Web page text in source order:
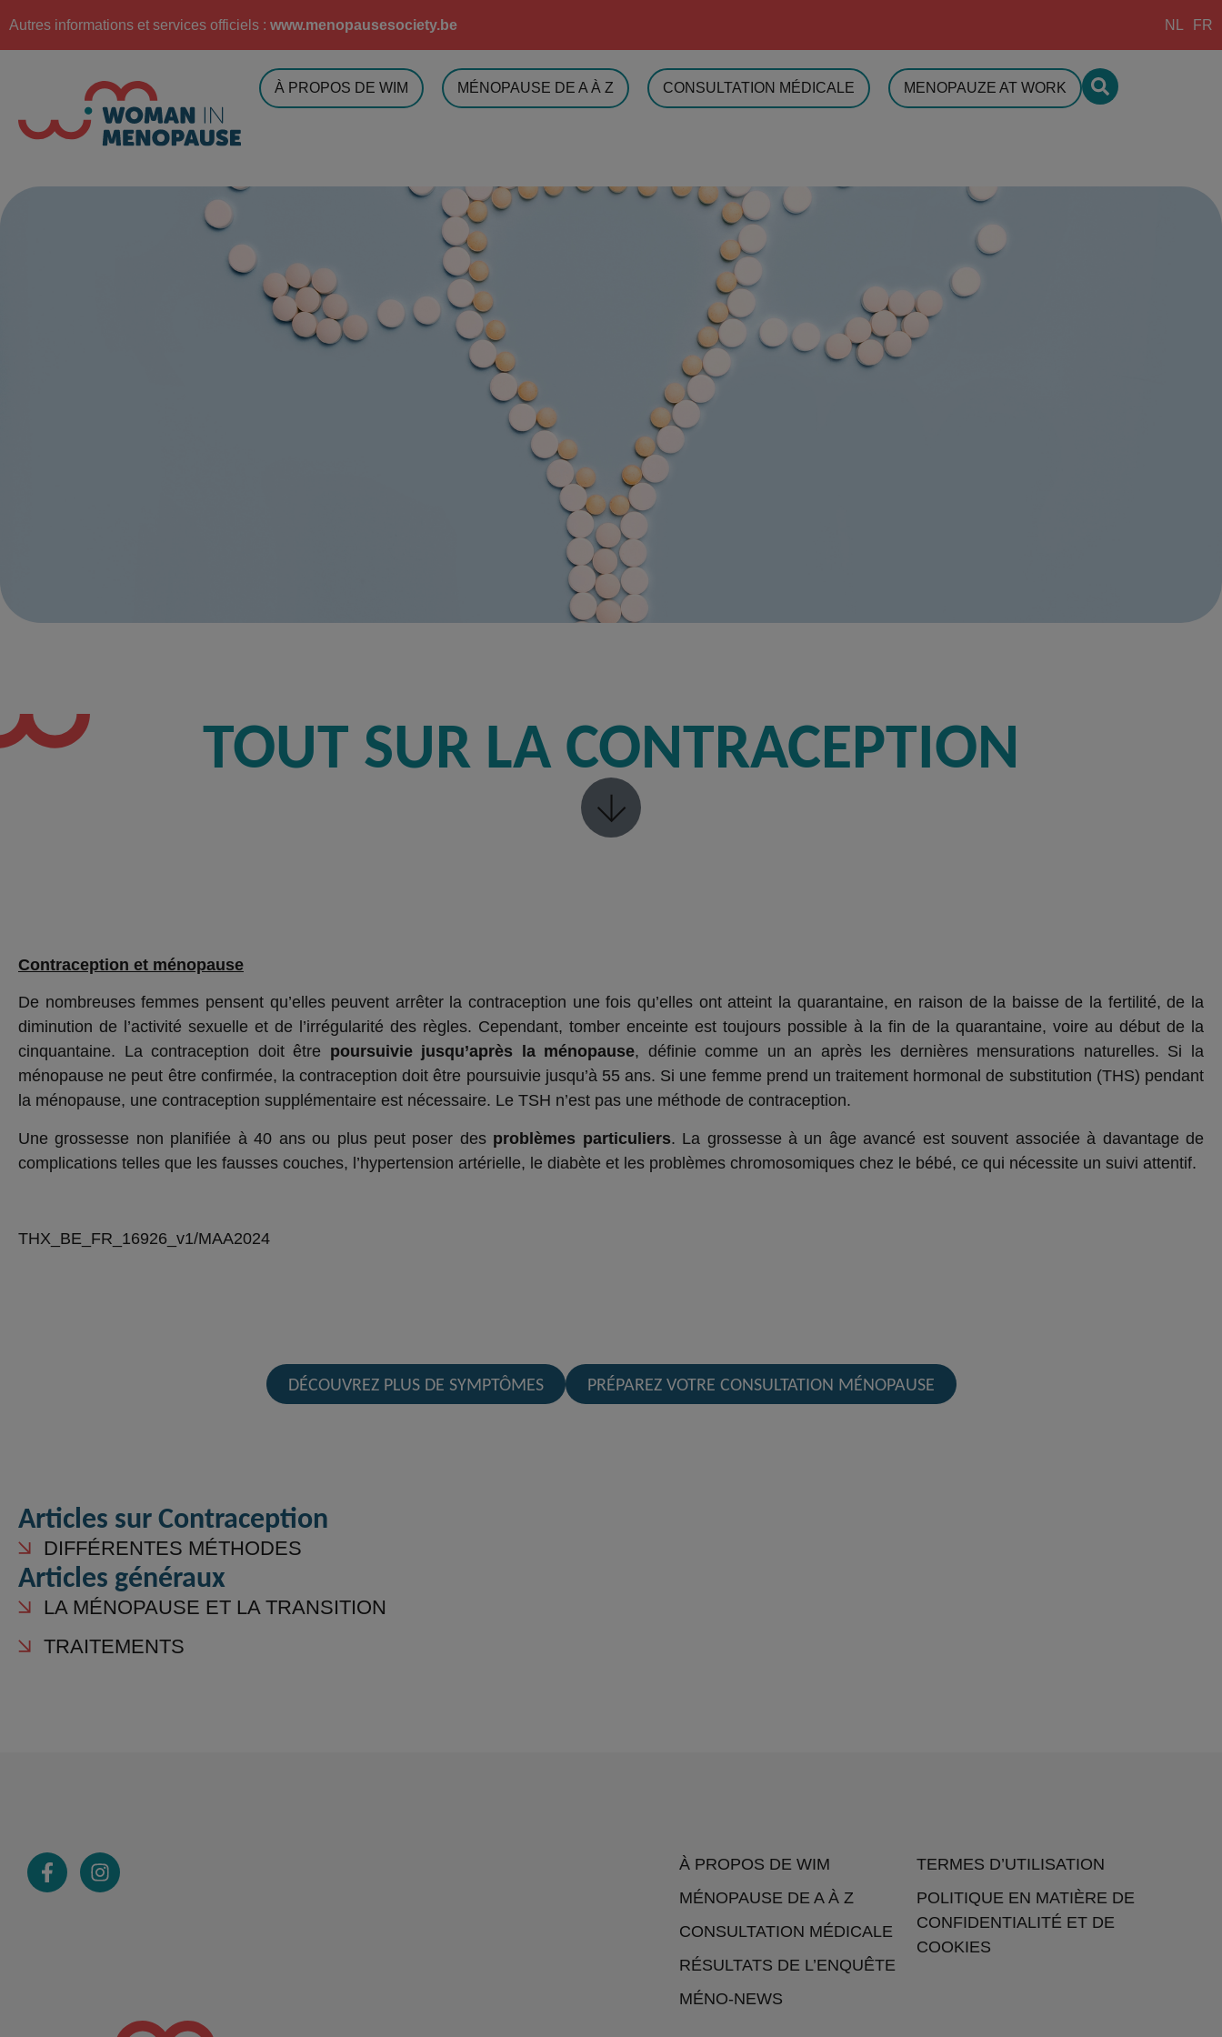
Autres informations et services officiels : www.menopausesociety.be NL FR
À PROPOS DE WIM MÉNOPAUSE DE A À Z CONSULTATION MÉDICALE MENOPAUZE AT WORK
TOUT SUR LA CONTRACEPTION
Contraception et ménopause
De nombreuses femmes pensent qu’elles peuvent arrêter la contraception une fois qu’elles ont atteint la quarantaine, en raison de la baisse de la fertilité, de la
diminution de l’activité sexuelle et de l’irrégularité des règles. Cependant, tomber enceinte est toujours possible à la fin de la quarantaine, voire au début de la
cinquantaine. La contraception doit être poursuivie jusqu’après la ménopause, définie comme un an après les dernières mensurations naturelles. Si la
ménopause ne peut être confirmée, la contraception doit être poursuivie jusqu’à 55 ans. Si une femme prend un traitement hormonal de substitution (THS) pendant
la ménopause, une contraception supplémentaire est nécessaire. Le TSH n’est pas une méthode de contraception.
Une grossesse non planifiée à 40 ans ou plus peut poser des problèmes particuliers. La grossesse à un âge avancé est souvent associée à davantage de
complications telles que les fausses couches, l’hypertension artérielle, le diabète et les problèmes chromosomiques chez le bébé, ce qui nécessite un suivi attentif.
THX_BE_FR_16926_v1/MAA2024
DÉCOUVREZ PLUS DE SYMPTÔMES PRÉPAREZ VOTRE CONSULTATION MÉNOPAUSE
Articles sur Contraception
DIFFÉRENTES MÉTHODES
Articles généraux
LA MÉNOPAUSE ET LA TRANSITION
TRAITEMENTS
À PROPOS DE WIM
MÉNOPAUSE DE A À Z
CONSULTATION MÉDICALE
RÉSULTATS DE L’ENQUÊTE
MÉNO-NEWS
TERMES D’UTILISATION
POLITIQUE EN MATIÈRE DE
CONFIDENTIALITÉ ET DE
COOKIES